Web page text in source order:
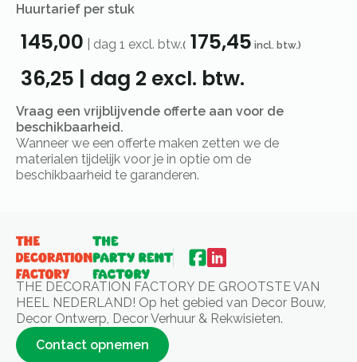
Huurtarief per stuk
145,00 dag 1 excl. btw.( 175,45 incl. btw.)
36,25 | dag 2 excl. btw.
Vraag een vrijblijvende offerte aan voor de
beschikbaarheid.
Wanneer we een offerte maken zetten we de
materialen tijdelijk voor je in optie om de
beschikbaarheid te garanderen.
THE DECORATION FACTORY DE GROOTSTE VAN
HEEL NEDERLAND! Op het gebied van Decor Bouw,
Decor Ontwerp, Decor Verhuur & Rekwisieten.
Contact opnemen